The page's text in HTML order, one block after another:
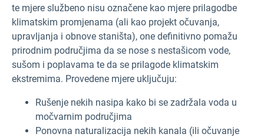
te mjere službeno nisu označene kao mjere prilagodbe
klimatskim promjenama (ali kao projekt očuvanja,
upravljanja i obnove staništa), one definitivno pomažu
prirodnim područjima da se nose s nestašicom vode,
sušom i poplavama te da se prilagode klimatskim
ekstremima. Provedene mjere uključuju:
Rušenje nekih nasipa kako bi se zadržala voda u
močvarnim područjima
Ponovna naturalizacija nekih kanala (ili očuvanje